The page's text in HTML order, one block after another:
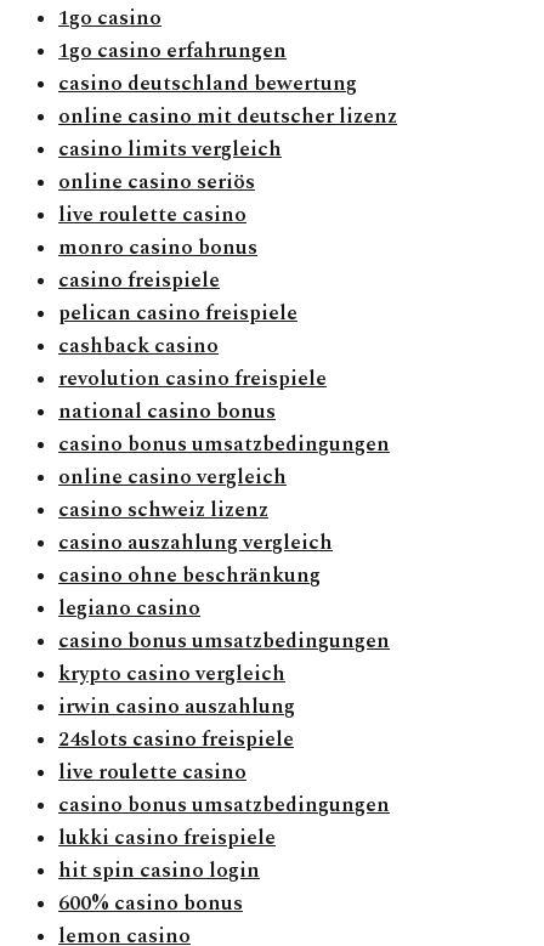
1go casino
1go casino erfahrungen
casino deutschland bewertung
online casino mit deutscher lizenz
casino limits vergleich
online casino seriös
live roulette casino
monro casino bonus
casino freispiele
pelican casino freispiele
cashback casino
revolution casino freispiele
national casino bonus
casino bonus umsatzbedingungen
online casino vergleich
casino schweiz lizenz
casino auszahlung vergleich
casino ohne beschränkung
legiano casino
casino bonus umsatzbedingungen
krypto casino vergleich
irwin casino auszahlung
24slots casino freispiele
live roulette casino
casino bonus umsatzbedingungen
lukki casino freispiele
hit spin casino login
600% casino bonus
lemon casino